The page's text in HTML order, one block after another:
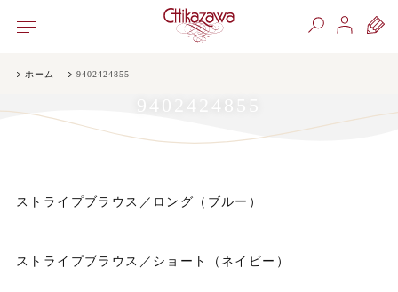
ホーム 9402424855
9402424855
ストライプブラウス／ロング（ブルー）
ストライプブラウス／ショート（ネイビー）